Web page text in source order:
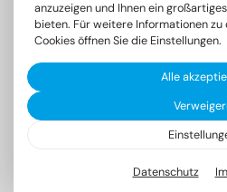
Kegelstifte Form B, Toleranzfeld h10
anzuzeigen und Ihnen ein
bieten. Für weitere Informationen
Cookies öffnen Sie die Einstellungen.
Alle
Datenschutz